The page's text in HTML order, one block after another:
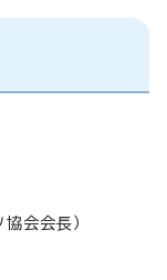
会会長）